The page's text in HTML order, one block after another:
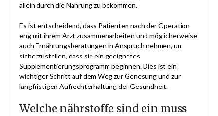
allein durch die Nahrung zu bekommen.
Es ist entscheidend, dass Patienten nach der Operation
eng mit ihrem Arzt zusammenarbeiten und möglicherweise
auch Ernährungsberatungen in Anspruch nehmen, um
sicherzustellen, dass sie ein geeignetes
Supplementierungsprogramm beginnen. Dies ist ein
wichtiger Schritt auf dem Weg zur Genesung und zur
langfristigen Aufrechterhaltung der Gesundheit.
Welche nährstoffe sind ein muss